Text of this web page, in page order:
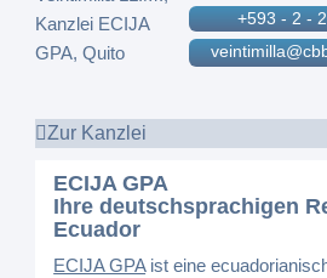
+593 - 2 -
Zur Kanzlei
ECIJA GPA
Ihre deutschsprachigen
Ecuador
ECIJA GPAist eine